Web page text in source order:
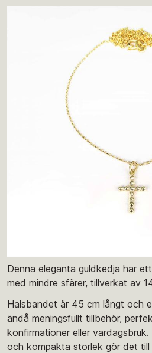
Denna eleganta guldkedja har
med mindre sfärer, tillverkat av
Halsbandet är 45 cm långt och
ändå meningsfullt tillbehör,
konfirmationer eller
och kompakta storlek gör det